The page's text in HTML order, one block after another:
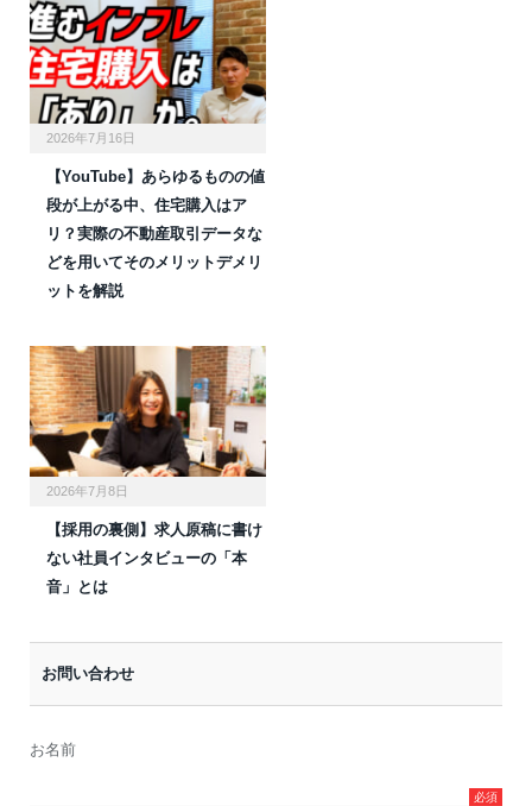
2026年7月16日
【YouTube】あらゆるものの値
段が上がる中、住宅購入はア
リ？実際の不動産取引データな
どを用いてそのメリットデメリ
ットを解説
2026年7月8日
【採用の裏側】求人原稿に書け
ない社員インタビューの「本
音」とは
お問い合わせ
お名前